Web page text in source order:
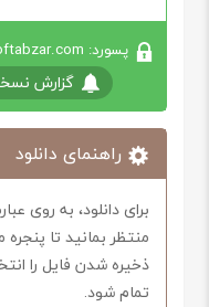
پسورد: softabzar.com
گزارش
راهنمای دانلود
برای دانلود، به روی
منتظر بمانید تا
ذخیره شدن فایل را
تمام شود.